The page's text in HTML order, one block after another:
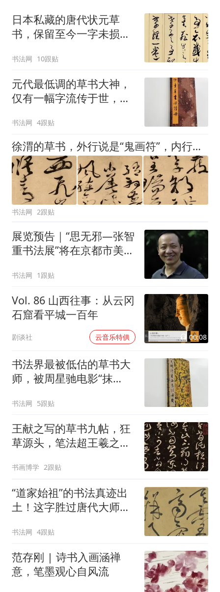
日本私藏的唐代状元草
书，保留至今一字未损，
多！
书法网 10跟贴
元代最低调的草书大神，
仅有一幅字流传于世，用
书法网 4跟贴
徐渭的草书，外行说是“鬼画符”，内行却奉若神明，它到底好在哪
书法网 2跟贴
展览预告｜“思无邪—张智
重书法展”将在京都市美术
书法网 1跟贴
Vol. 86 山西往事：从云冈
石窟看平城一百年
剧谈社 云音乐特供 00:08
书法界最被低估的草书大
师，被周星驰电影“抹
一！
书法网 5跟贴
王献之写的草书九帖，狂
草源头，笔法超王羲之，
书画博学 2跟贴
“道家始祖”的书法真迹出
土！这字胜过唐代大师，
书法网 4跟贴
范存刚 | 诗书入画涵禅
意，笔墨观心自风流